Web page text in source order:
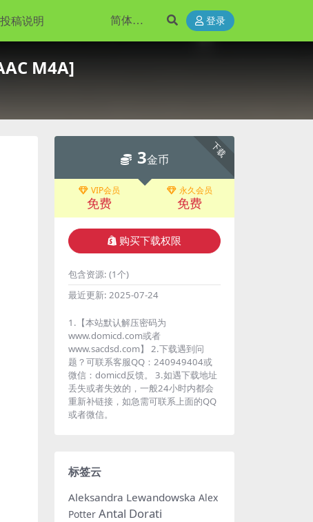
投稿说明 登录
M4A]
下载
3金币
VIP会员
免费
永久会员
免费
购买下载权限
包含资源: (1个)
最近更新: 2025-07-24
1.【本站默认解压密码为
www.domicd.com或者
www.sacdsd.com】 2.下载遇到问
题？可联系客服QQ：240949404或
微信：domicd反馈。 3.如遇下载地址
丢失或者失效的，一般24小时内都会
重新补链接，如急需可联系上面的QQ
或者微信。
标签云
Aleksandra Lewandowska Alex
Potter Antal Dorati